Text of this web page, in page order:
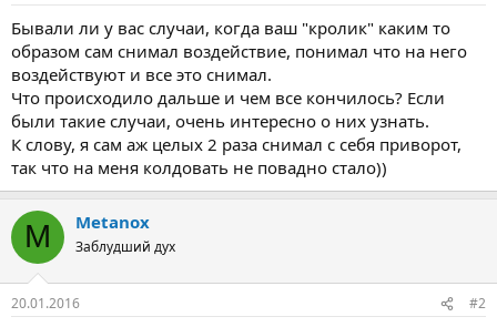
Бывали ли у вас случаи, когда ваш "кролик" каким то
образом сам снимал воздействие, понимал что на него
воздействуют и все это снимал.
Что происходило дальше и чем все кончилось? Если
были такие случаи, очень интересно о них узнать.
К слову, я сам аж целых 2 раза снимал с себя приворот,
так что на меня колдовать не повадно стало))
M Metanox
Заблудший дух
20.01.2016 #2